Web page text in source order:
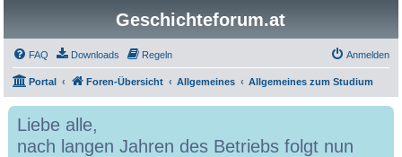
Geschichteforum.at
FAQ Downloads Regeln Anmelden
Portal Foren-Übersicht Allgemeines Allgemeines zum Studium
Liebe alle,
nach langen Jahren des Betriebs folgt nun